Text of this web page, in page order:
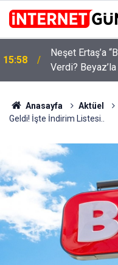
15:58
Neşet Ertaş’a
Verdi?
Edildi
Anasayfa Aktüel
Geldi! İşte İndirim Listesi..